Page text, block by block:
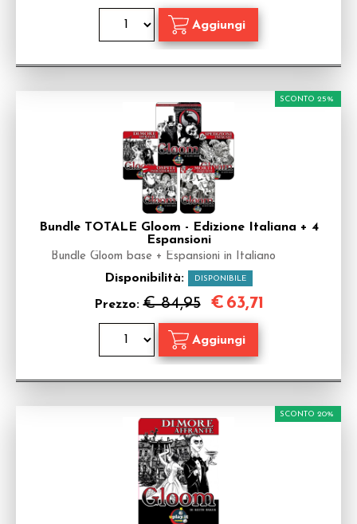
Bundle TOTALE Gloom - Edizione Italiana + 4
Espansioni
Bundle Gloom base + Espansioni in Italiano
Disponibilità: DISPONIBILE
Prezzo:€ 84,95
SCONTO 25%
€ 63,71
SCONTO 20%